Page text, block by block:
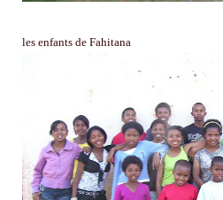
les enfants de Fahitana